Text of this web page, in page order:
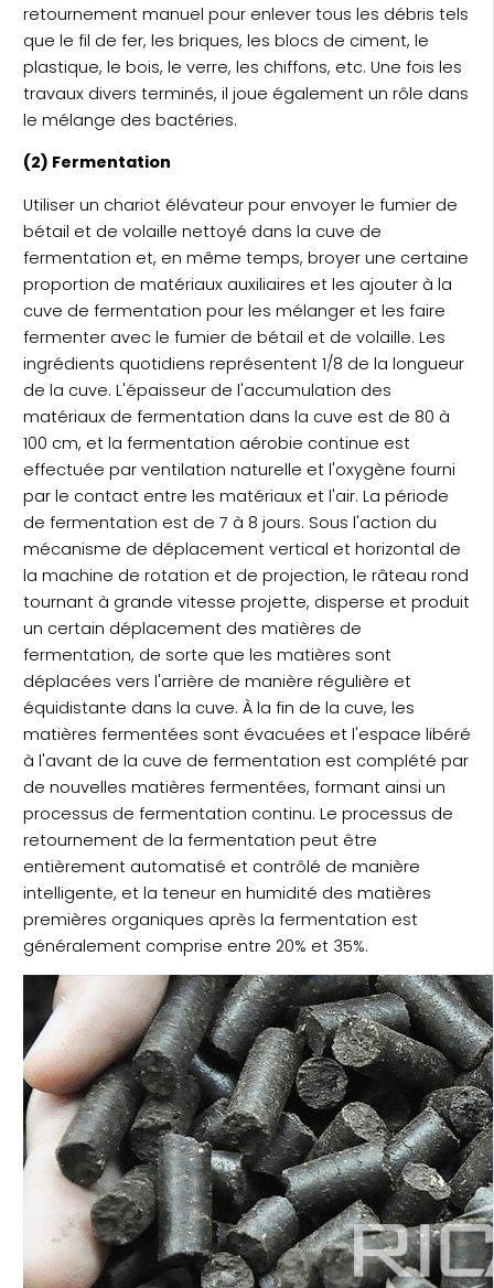
retournement manuel pour enlever tous les débris tels
que le fil de fer, les briques, les blocs de ciment, le
plastique, le bois, le verre, les chiffons, etc. Une fois les
travaux divers terminés, il joue également un rôle dans
le mélange des bactéries.
(2) Fermentation
Utiliser un chariot élévateur pour envoyer le fumier de
bétail et de volaille nettoyé dans la cuve de
fermentation et, en même temps, broyer une certaine
proportion de matériaux auxiliaires et les ajouter à la
cuve de fermentation pour les mélanger et les faire
fermenter avec le fumier de bétail et de volaille. Les
ingrédients quotidiens représentent 1/8 de la longueur
de la cuve. L'épaisseur de l'accumulation des
matériaux de fermentation dans la cuve est de 80 à
100 cm, et la fermentation aérobie continue est
effectuée par ventilation naturelle et l'oxygène fourni
par le contact entre les matériaux et l'air. La période
de fermentation est de 7 à 8 jours. Sous l'action du
mécanisme de déplacement vertical et horizontal de
la machine de rotation et de projection, le râteau rond
tournant à grande vitesse projette, disperse et produit
un certain déplacement des matières de
fermentation, de sorte que les matières sont
déplacées vers l'arrière de manière régulière et
équidistante dans la cuve. À la fin de la cuve, les
matières fermentées sont évacuées et l'espace libéré
à l'avant de la cuve de fermentation est complété par
de nouvelles matières fermentées, formant ainsi un
processus de fermentation continu. Le processus de
retournement de la fermentation peut être
entièrement automatisé et contrôlé de manière
intelligente, et la teneur en humidité des matières
premières organiques après la fermentation est
généralement comprise entre 20% et 35%.